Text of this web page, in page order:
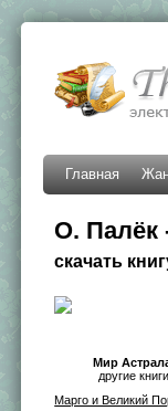
Главная
О. Палёк
скачать
Мир
другие
Марго и Великий